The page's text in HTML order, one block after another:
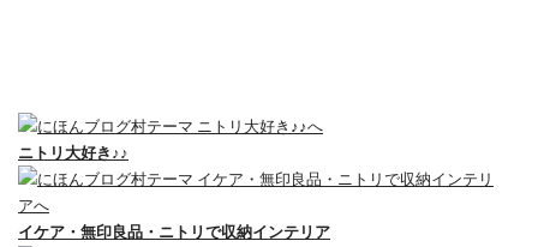
ニトリ大好き♪♪
イケア・無印良品・ニトリで収納インテリア